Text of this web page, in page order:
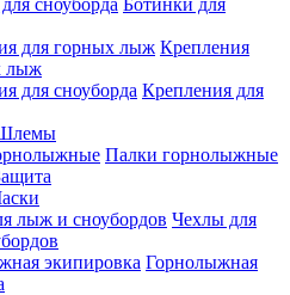
Ботинки для
Крепления
лыж
Крепления для
Палки горнолыжные
Чехлы для
Горнолыжная